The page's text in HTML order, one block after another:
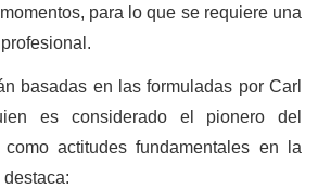
para lo que se requiere una
basadas en las formuladas por Carl
es considerado el pionero del
actitudes fundamentales en la